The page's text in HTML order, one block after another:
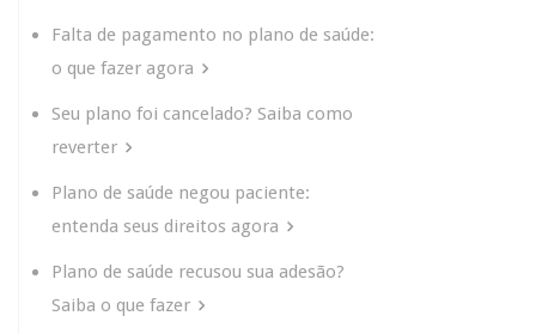
Falta de pagamento no plano de saúde:
o que fazer agora
Seu plano foi cancelado? Saiba como
reverter
Plano de saúde negou paciente:
entenda seus direitos agora
Plano de saúde recusou sua adesão?
Saiba o que fazer